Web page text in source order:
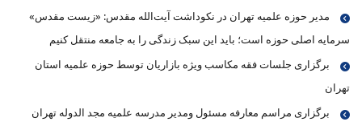
مدیر حوزه علمیه تهران در نکوداشت آیت‌الله مقدس: «زیست مقدس»
سرمایه اصلی حوزه است؛ باید این سبک زندگی را به جامعه منتقل کنیم
برگزاری جلسات فقه مکاسب ویژه بازاریان توسط حوزه علمیه استان
تهران
برگزاری مراسم معارفه مسئول ومدیر مدرسه علمیه مجد الدوله تهران